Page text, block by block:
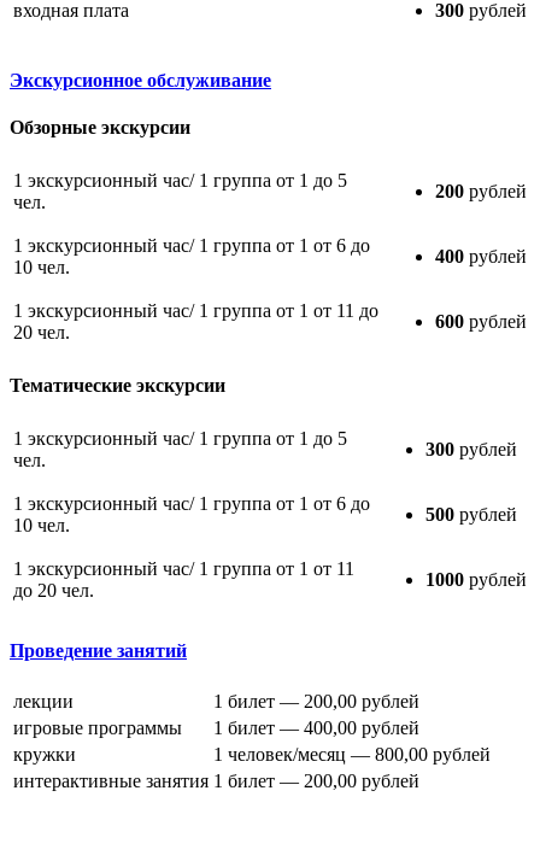
входная плата 300 рублей
Экскурсионное обслуживание
Обзорные экскурсии
1 экскурсионный час/ 1 группа от 1 до 5
чел.
200 рублей
1 экскурсионный час/ 1 группа от 1 от 6 до
10 чел.
400 рублей
1 экскурсионный час/ 1 группа от 1 от 11 до
20 чел.
600 рублей
Тематические экскурсии
1 экскурсионный час/ 1 группа от 1 до 5
чел.
300 рублей
1 экскурсионный час/ 1 группа от 1 от 6 до
10 чел.
500 рублей
1 экскурсионный час/ 1 группа от 1 от 11
до 20 чел.
1000 рублей
Проведение занятий
лекции
1 билет — 200,00 рублей
игровые программы
1 билет — 400,00 рублей
кружки
1 человек/месяц — 800,00 рублей
интерактивные занятия 1 билет — 200,00 рублей